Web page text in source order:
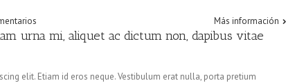
Más información
urna mi, aliquet ac dictum non, dapibus vitae
elit. Etiam id eros neque. Vestibulum erat nulla, porta pretium